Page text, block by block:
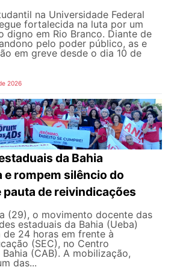
na Universidade Federal
fortalecida na luta por um
digno em Rio Branco. Diante de
pelo poder público, as e
em greve desde o dia 10 de
2026
da Bahia
e rompem silêncio do
de reivindicações
(29), o movimento docente das
estaduais da Bahia (Ueba)
24 horas em frente à
(SEC), no Centro
(CAB). A mobilização,
das...